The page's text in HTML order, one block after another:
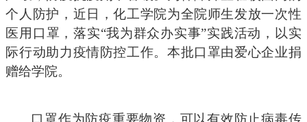
个人防护，近日，化工学院为全院师生发放一次性
医用口罩，落实“我为群众办实事”实践活动，以实
际行动助力疫情防控工作。本批口罩由爱心企业捐
赠给学院。